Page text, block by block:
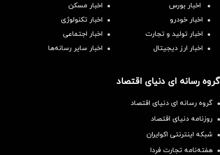
اخبار بورس
اخبار مسکن
اخبار خودرو
اخبار تکنولوژی
اخبار تولید و تجارت
اخبار اجتماعی
اخبار ارز دیجیتال
اخبار سایر رسانه‌‌ها
گروه رسانه ای دنیای اقتصاد
گروه رسانه ای دنیای اقتصاد
روزنامه دنیای اقتصاد
شبکه اینترنتی اکوایران
هفته‌نامه تجارت فردا